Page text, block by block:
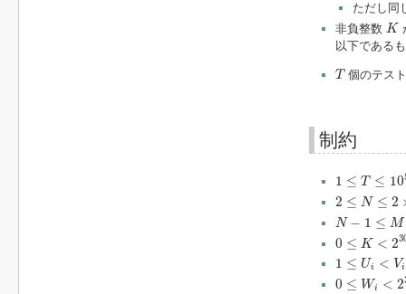
ただし同
非負整数 K
K
以下である
T
T個のテス
制約
1 ≤ T ≤ 10
1 T ≤10 5
2 ≤ N ≤ 2
2 ≤2 105
N − 1 ≤ M
N− 2×
0 ≤ K < 2
0 <2
1 ≤ Ui < Vi
1 U i<V ≤ N
0 ≤ Wi < 2
0 Wi<2